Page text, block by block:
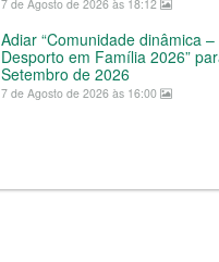
7 de Agosto de 2026 às 18:12
Adiar “Comunidade dinâmica
Desporto em Família 2026”
Setembro de 2026
7 de Agosto de 2026 às 16:00